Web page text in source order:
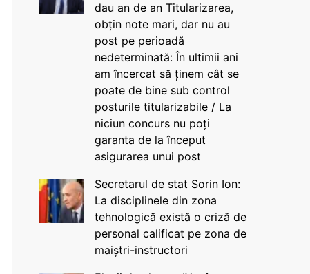
dau an de an Titularizarea,
obțin note mari, dar nu au
post pe perioadă
nedeterminată: În ultimii ani
am încercat să ținem cât se
poate de bine sub control
posturile titularizabile / La
niciun concurs nu poți
garanta de la început
asigurarea unui post
Secretarul de stat Sorin Ion:
La disciplinele din zona
tehnologică există o criză de
personal calificat pe zona de
maiștri-instructori